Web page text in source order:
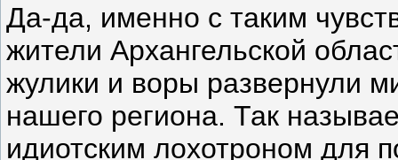
Да-да, именно с таким
жители Архангельской
жулики и воры развернули
нашего региона. Так
идиотским лохотроном для